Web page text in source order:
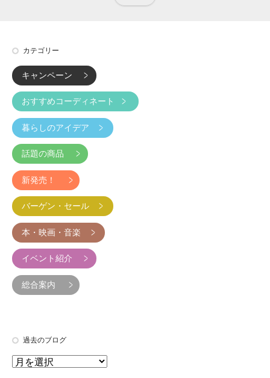
カテゴリー
キャンペーン
おすすめコーディネート
暮らしのアイデア
話題の商品
新発売！
バーゲン・セール
本・映画・音楽
イベント紹介
総合案内
過去のブログ